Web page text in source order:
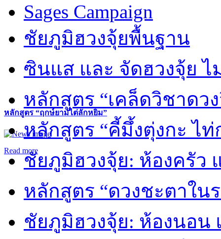
หลักสูตร “ฤกษ์ยามไต่ลักหยิ่ม”
Read more
Sages Campaign
ชัยภูมิฮวงจุ้ยพื้นฐาน
ซินแส และ จัดฮวงจุ้ย ไ
หลักสูตร “เคล็ดวิชาดว
หลักสูตร “คี้มึ้งตุ่งกะ ไ
ชัยภูมิฮวงจุ้ย: ห้องครัว
หลักสูตร “ดวงชะตาใน
ชัยภูมิฮวงจุ้ย: ห้องนอน